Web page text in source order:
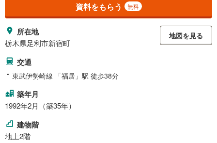
資料をもらう 無料
所在地
栃木県足利市新宿町
地図を見る
交通
東武伊勢崎線 「福居」駅 徒歩38分
築年月
1992年2月（築35年）
建物階
地上2階